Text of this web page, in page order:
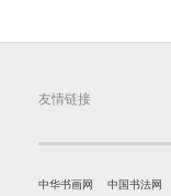
友情链接
中华书画网 中国书法网